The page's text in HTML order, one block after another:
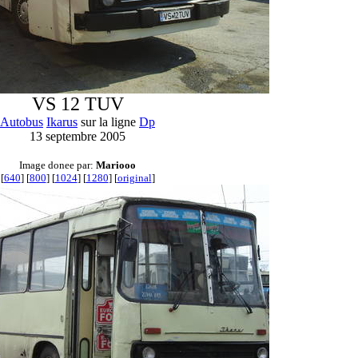
VS 12 TUV
Autobus Ikarus sur la ligne Dp
13 septembre 2005
Image donee par: Mariooo
[640] [800] [1024] [1280] [original]